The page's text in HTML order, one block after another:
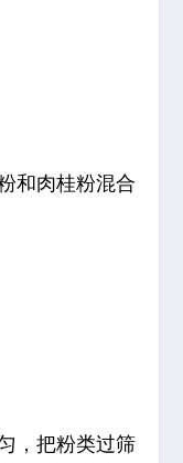
和肉桂粉混合
，把粉类过筛